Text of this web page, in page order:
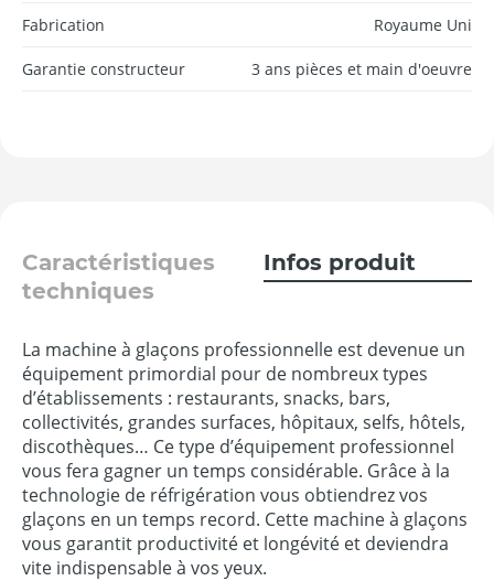
Fabrication Royaume Uni
Garantie constructeur 3 ans pièces et main d'oeuvre
Caractéristiques
techniques
Infos produit
La machine à glaçons professionnelle est devenue un
équipement primordial pour de nombreux types
d’établissements : restaurants, snacks, bars,
collectivités, grandes surfaces, hôpitaux, selfs, hôtels,
discothèques… Ce type d’équipement professionnel
vous fera gagner un temps considérable. Grâce à la
technologie de réfrigération vous obtiendrez vos
glaçons en un temps record. Cette machine à glaçons
vous garantit productivité et longévité et deviendra
vite indispensable à vos yeux.